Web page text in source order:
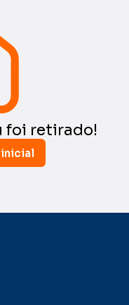
foi retirado!
inicial